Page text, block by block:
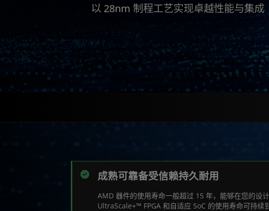
以 28nm 制程工艺实现卓越性能与集成
成熟可靠备受信赖持久耐用
AMD 器件的使用寿命一般超过 15 年，能够在您的设
UltraScale+™ FPGA 和自适应 SoC 的使用寿命可持续